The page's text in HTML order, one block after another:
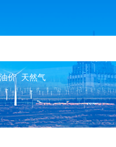
油价 天然气